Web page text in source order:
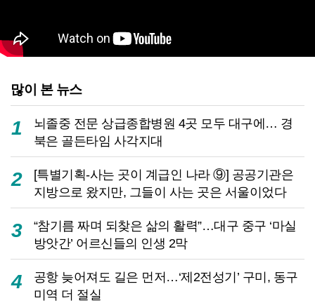
많이 본 뉴스
1
뇌졸중 전문 상급종합병원 4곳 모두 대구에… 경
북은 골든타임 사각지대
2
[특별기획-사는 곳이 계급인 나라 ⑨] 공공기관은
지방으로 왔지만, 그들이 사는 곳은 서울이었다
3
“참기름 짜며 되찾은 삶의 활력”…대구 중구 ‘마실
방앗간’ 어르신들의 인생 2막
4
공항 늦어져도 길은 먼저…‘제2전성기’ 구미, 동구
미역 더 절실